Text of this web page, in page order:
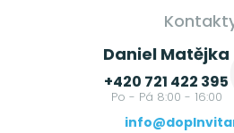
Daniel Matějka
+420 721 422 395
Po - Pá 8:00 - 16:00